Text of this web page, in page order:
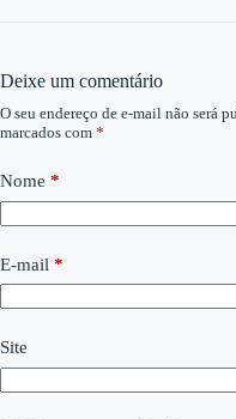
Deixe um comentário
O seu endereço de e-mail não será
marcados com *
Nome *
E-mail *
Site